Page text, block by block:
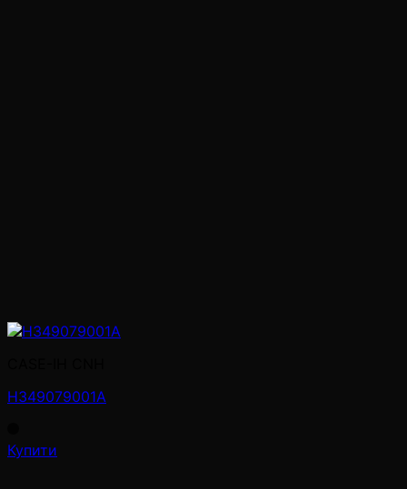
H349079001A
Купити